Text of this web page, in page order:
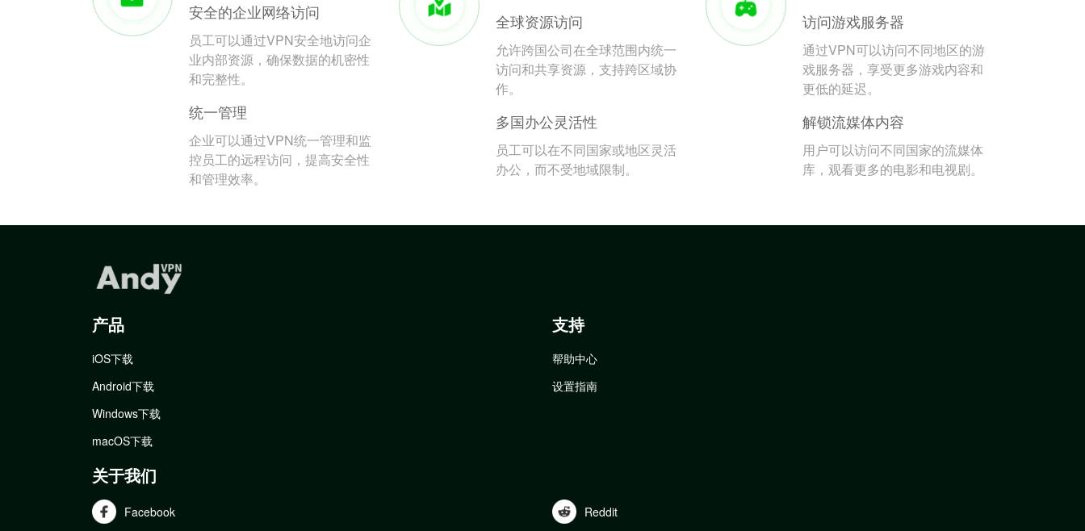
安全的企业网络访问
员工可以通过VPN安全地访问企
业内部资源，确保数据的机密性
和完整性。
统一管理
企业可以通过VPN统一管理和监
控员工的远程访问，提高安全性
和管理效率。
全球资源访问
允许跨国公司在全球范围内统一
访问和共享资源，支持跨区域协
作。
多国办公灵活性
员工可以在不同国家或地区灵活
办公，而不受地域限制。
访问游戏服务器
通过VPN可以访问不同地区的游
戏服务器，享受更多游戏内容和
更低的延迟。
解锁流媒体内容
用户可以访问不同国家的流媒体
库，观看更多的电影和电视剧。
产品
iOS下载
Android下载
Windows下载
macOS下载
支持
帮助中心
设置指南
关于我们
Facebook Reddit